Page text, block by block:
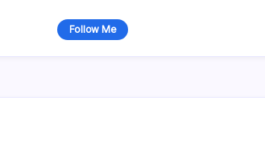
Follow Me